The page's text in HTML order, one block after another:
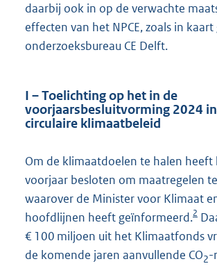
daarbij ook in op de verwachte
effecten van het NPCE, zoals in
onderzoeksbureau CE Delft.
I – Toelichting op het in de
voorjaarsbesluitvorming 2024
circulaire klimaatbeleid
Om de klimaatdoelen te halen
voorjaar besloten om maatregelen
waarover de Minister voor Klimaat
hoofdlijnen heeft geïnformeerd.2
€ 100 miljoen uit het Klimaatfonds
de komende jaren aanvullende CO2-